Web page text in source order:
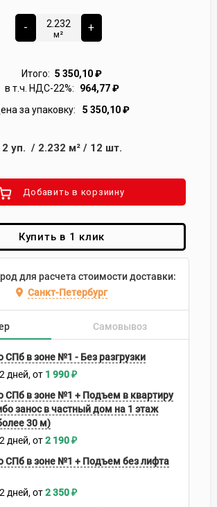
-
м²
+
Итого: 5 350,10₽
в т.ч. НДС-22%:
964,77₽
за упаковку:
5 350,10₽
2 уп. / 2.232 м²/ 12 шт.
Добавить в корзиину
Купить в 1 клик
для расчета стоимости доставки:
Санкт-Петербург
Самовывоз
СПб в зоне №1 - Без разгрузки
дней 1 990₽
СПб в зоне №1 + Подъем в квартиру
занос в частный дом на 1 этаж
30 м)
дней 2 190₽
СПб в зоне №1 + Подъем без лифта
дней 2 350₽